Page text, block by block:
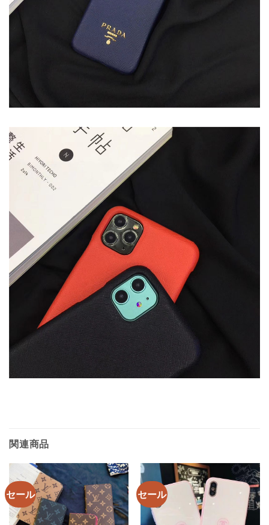
関連商品
セール セール